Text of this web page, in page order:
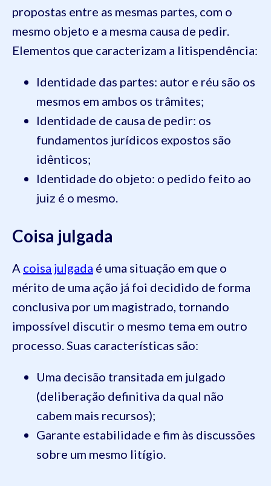
propostas entre as mesmas partes, com o
mesmo objeto e a mesma causa de pedir.
Elementos que caracterizam a litispendência:
Identidade das partes: autor e réu são os
mesmos em ambos os trâmites;
Identidade de causa de pedir: os
fundamentos jurídicos expostos são
idênticos;
Identidade do objeto: o pedido feito ao
juiz é o mesmo.
Coisa julgada
A coisa julgada é uma situação em que o
mérito de uma ação já foi decidido de forma
conclusiva por um magistrado, tornando
impossível discutir o mesmo tema em outro
processo. Suas características são:
Uma decisão transitada em julgado
(deliberação definitiva da qual não
cabem mais recursos);
Garante estabilidade e fim às discussões
sobre um mesmo litígio.